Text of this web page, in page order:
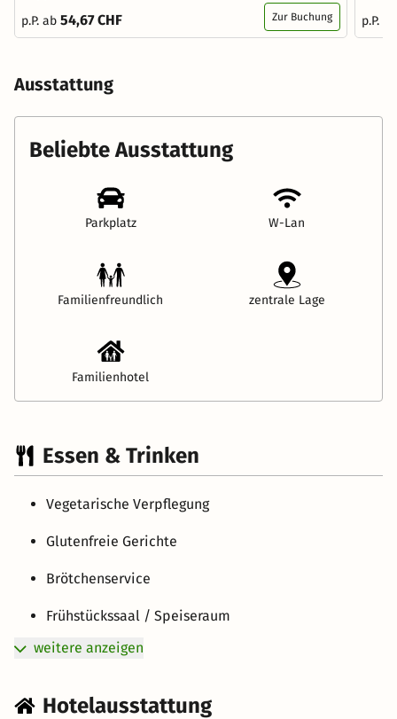
p.P. ab 54,67 CHF Zur Buchung
p.P.
Ausstattung
Beliebte Ausstattung
Parkplatz W-Lan
Familienfreundlich zentrale Lage
Familienhotel
Essen & Trinken
Vegetarische Verpflegung
Glutenfreie Gerichte
Brötchenservice
Frühstückssaal / Speiseraum
weitere anzeigen
Hotelausstattung